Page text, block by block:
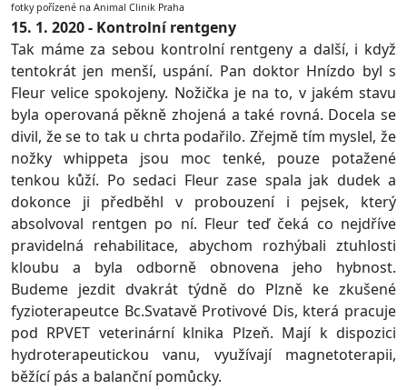
fotky pořízené na Animal Clinik Praha
15. 1. 2020 - Kontrolní rentgeny
Tak máme za sebou kontrolní rentgeny a další, i když
tentokrát jen menší, uspání. Pan doktor Hnízdo byl s
Fleur velice spokojeny. Nožička je na to, v jakém stavu
byla operovaná pěkně zhojená a také rovná. Docela se
divil, že se to tak u chrta podařilo. Zřejmě tím myslel, že
nožky whippeta jsou moc tenké, pouze potažené
tenkou kůží. Po sedaci Fleur zase spala jak dudek a
dokonce ji předběhl v probouzení i pejsek, který
absolvoval rentgen po ní. Fleur teď čeká co nejdříve
pravidelná rehabilitace, abychom rozhýbali ztuhlosti
kloubu a byla odborně obnovena jeho hybnost.
Budeme jezdit dvakrát týdně do Plzně ke zkušené
fyzioterapeutce Bc.Svatavě Protivové Dis, která pracuje
pod RPVET veterinární klnika Plzeň. Mají k dispozici
hydroterapeutickou vanu, využívají magnetoterapii,
běžící pás a balanční pomůcky.